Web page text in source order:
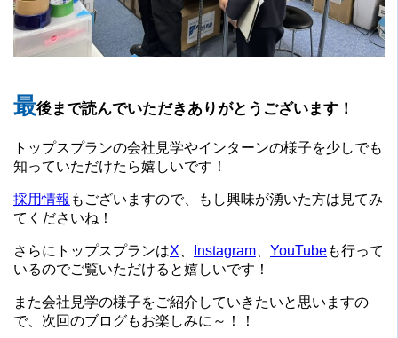
最後まで読んでいただきありがとうございます！
トップスプランの会社見学やインターンの様子を少しでも
知っていただけたら嬉しいです！
採用情報 もございますので、もし興味が湧いた方は見てみ
てくださいね！
さらにトップスプランはX Instagram YouTubeも行って
いるのでご覧いただけると嬉しいです！
また会社見学の様子をご紹介していきたいと思いますの
で、次回のブログもお楽しみに～！！